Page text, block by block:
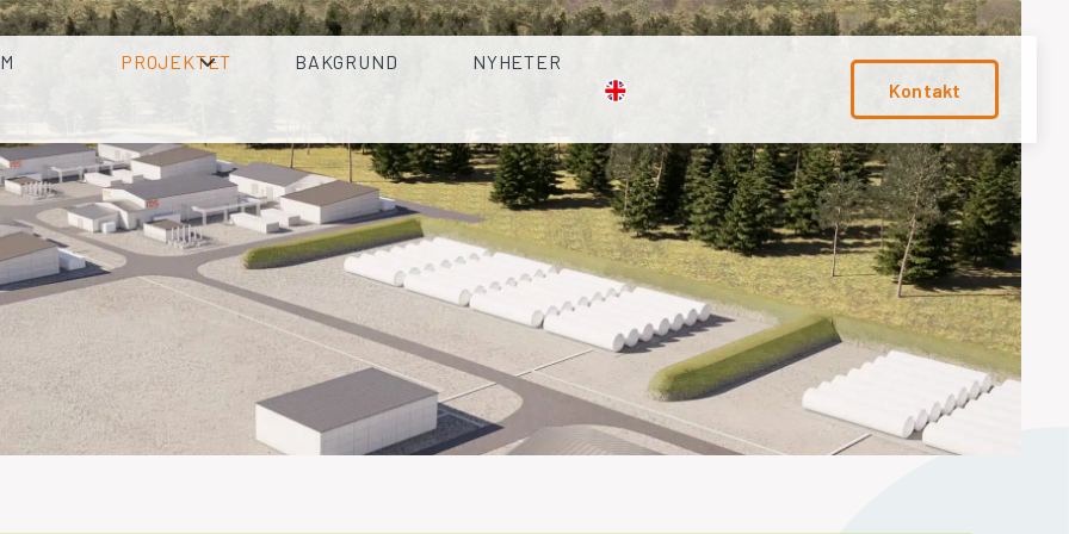
PROJEKTET BAKGRUND
NYHETER
Kontakt